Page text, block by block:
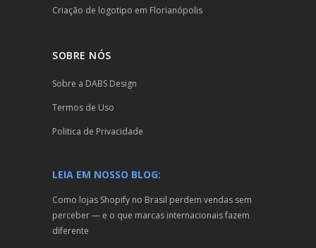
Criação de logotipo em Florianópolis
SOBRE NÓS
Sobre a DABS Design
Termos de Uso
Politica de Privacidade
LEIA EM NOSSO BLOG:
Como lojas Shopify no Brasil perdem vendas sem
perceber — e o que marcas internacionais fazem
diferente